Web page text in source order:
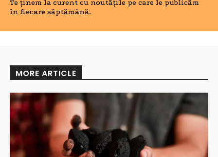
Te ținem la curent cu noutățile pe care le publicăm
în fiecare săptămână.
MORE ARTICLE